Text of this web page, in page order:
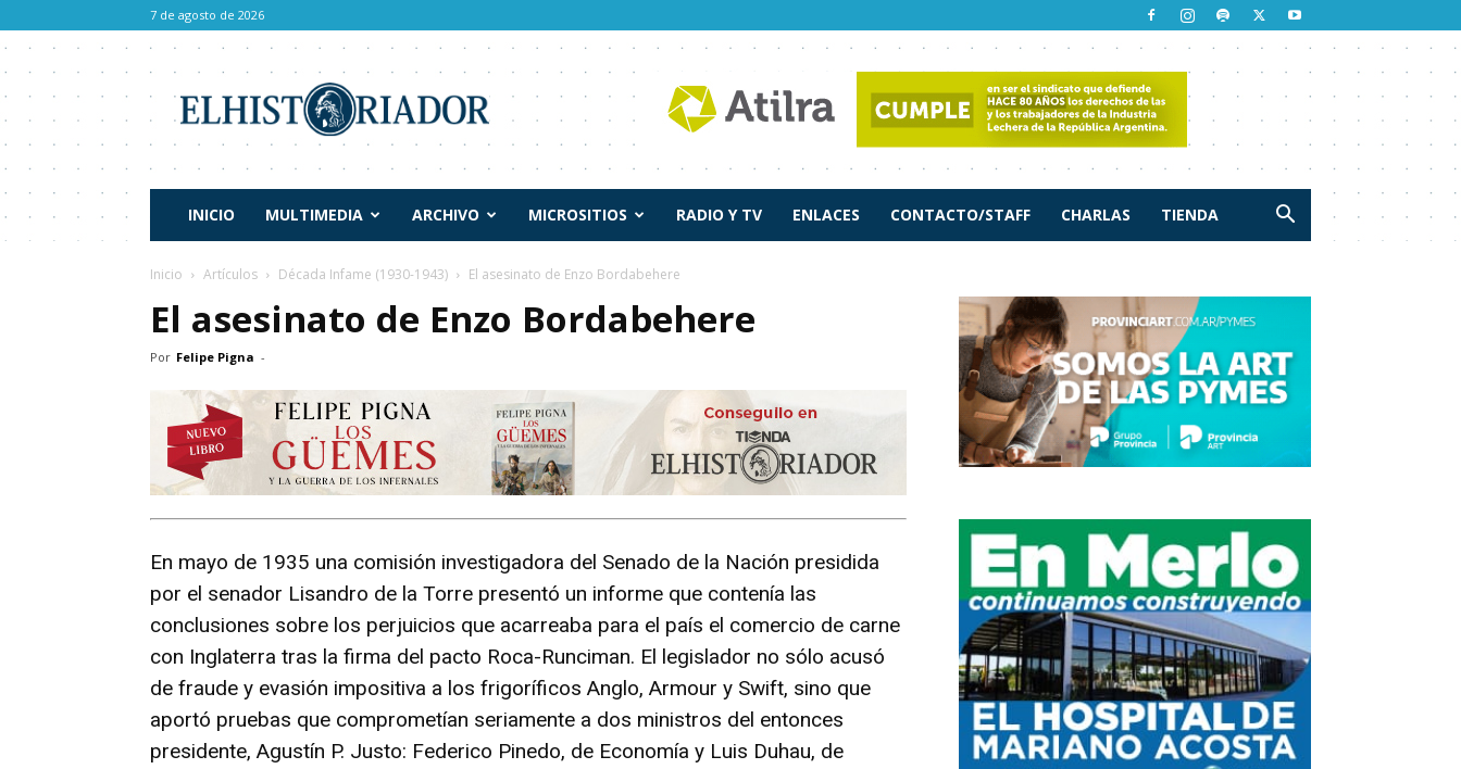
7 de agosto de 2026
Historiador
INICIO MULTIMEDIA ARCHIVO MICROSITIOS RADIO Y TV ENLACES CONTACTO/STAFF CHARLAS TIENDA
Inicio Artículos Década Infame (1930-1943) El asesinato de Enzo Bordabehere
El asesinato de Enzo Bordabehere
Por Felipe Pigna -
En mayo de 1935 una comisión investigadora del Senado de la Nación presidida
por el senador Lisandro de la Torre presentó un informe que contenía las
conclusiones sobre los perjuicios que acarreaba para el país el comercio de carne
con Inglaterra tras la firma del pacto Roca-Runciman. El legislador no sólo acusó
de fraude y evasión impositiva a los frigoríficos Anglo, Armour y Swift, sino que
aportó pruebas que comprometían seriamente a dos ministros del entonces
presidente, Agustín P. Justo: Federico Pinedo, de Economía y Luis Duhau, de